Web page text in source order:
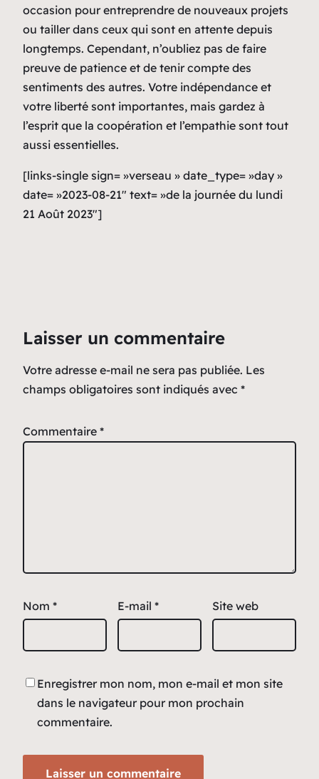
occasion pour entreprendre de nouveaux projets
ou tailler dans ceux qui sont en attente depuis
longtemps. Cependant, n’oubliez pas de faire
preuve de patience et de tenir compte des
sentiments des autres. Votre indépendance et
votre liberté sont importantes, mais gardez à
l’esprit que la coopération et l’empathie sont tout
aussi essentielles.
[links-single sign= »verseau » date_type= »day »
date= »2023-08-21″ text= »de la journée du lundi
21 Août 2023″]
Laisser un commentaire
Votre adresse e-mail ne sera pas publiée. Les
champs obligatoires sont indiqués avec *
Commentaire *
Nom * E-mail * Site web
Enregistrer mon nom, mon e-mail et mon site
dans le navigateur pour mon prochain
commentaire.